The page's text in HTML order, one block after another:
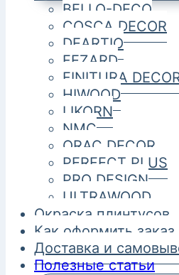
BELLO-DECO
COSCA DECOR
DEARTIO
FEZARD
FINITURA
HIWOOD
LIKORN
NMC
ORAC DECOR
PERFECT PLUS
PRO DESIGN
ULTRAWOOD
Окраска плинтусов
Как оформить заказ
Доставка и
Полезные статьи